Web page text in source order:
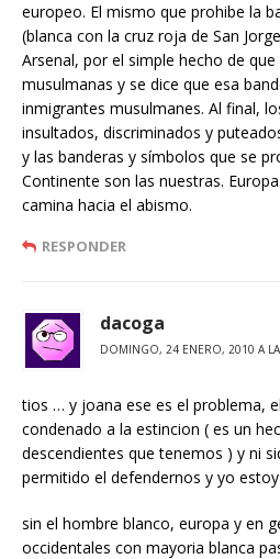
europeo. El mismo que prohibe la
(blanca con la cruz roja de San
Arsenal, por el simple hecho de
musulmanas y se dice que esa
inmigrantes musulmanes. Al final,
insultados, discriminados y
y las banderas y símbolos que se
Continente son las nuestras.
camina hacia el abismo.
RESPONDER
dacoga
DOMINGO, 24 ENERO, 2010 A
tios … y joana ese es el problema,
condenado a la estincion ( es un
descendientes que tenemos ) y ni
permitido el defendernos y yo
sin el hombre blanco, europa y en
occidentales con mayoria blanca